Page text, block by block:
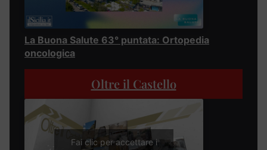
La Buona Salute 63° puntata: Ortopedia
oncologica
Oltre il Castello
Fai clic per accettare i